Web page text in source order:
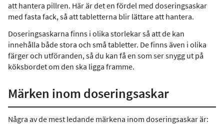
att hantera pillren. Här är det en fördel med doseringsaskar
med fasta fack, så att tabletterna blir lättare att hantera.
Doseringsaskarna finns i olika storlekar så att de kan
innehålla både stora och små tabletter. De finns även i olika
färger och utföranden, så du kan få en som ser snygg ut på
köksbordet om den ska ligga framme.
Märken inom doseringsaskar
Några av de mest ledande märkena inom doseringsaskar är: